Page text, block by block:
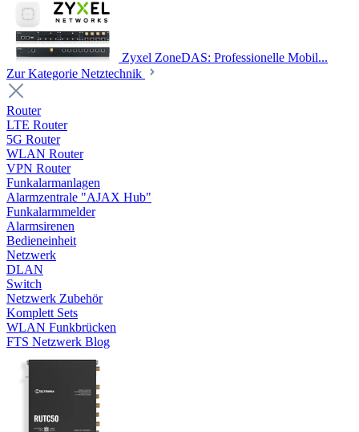
Zyxel ZoneDAS: Professionelle Mobil...
Zur Kategorie Netztechnik
Router
LTE Router
5G Router
WLAN Router
VPN Router
Funkalarmanlagen
Alarmzentrale "AJAX Hub"
Funkalarmmelder
Alarmsirenen
Bedieneinheit
Netzwerk
DLAN
Switch
Netzwerk Zubehör
Komplett Sets
WLAN Funkbrücken
FTS Netzwerk Blog